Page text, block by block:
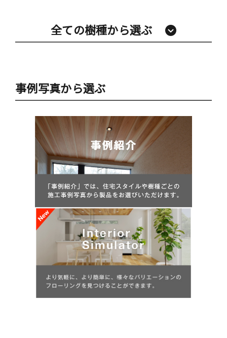
全ての樹種から選ぶ
事例写真から選ぶ